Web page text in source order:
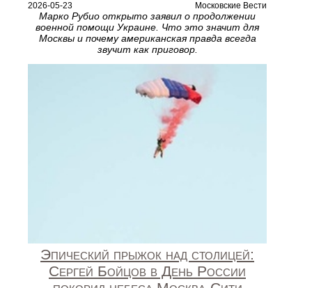
2026-05-23 Московские Вести
Марко Рубио открыто заявил о продолжении
военной помощи Украине. Что это значит для
Москвы и почему американская правда всегда
звучит как приговор.
Эпический прыжок над столицей:
Сергей Бойцов в День России